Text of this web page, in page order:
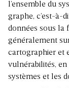
l’ensemble du
graphe, c’est-à-
données sous la
généralement
cartographier et
vulnérabilités, en
systèmes et les